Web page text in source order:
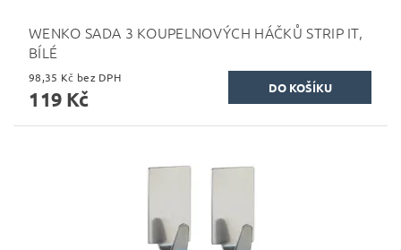
WENKO SADA 3 KOUPELNOVÝCH HÁČKŮ STRIP IT,
BÍLÉ
98,35 Kč bez DPH
119 Kč